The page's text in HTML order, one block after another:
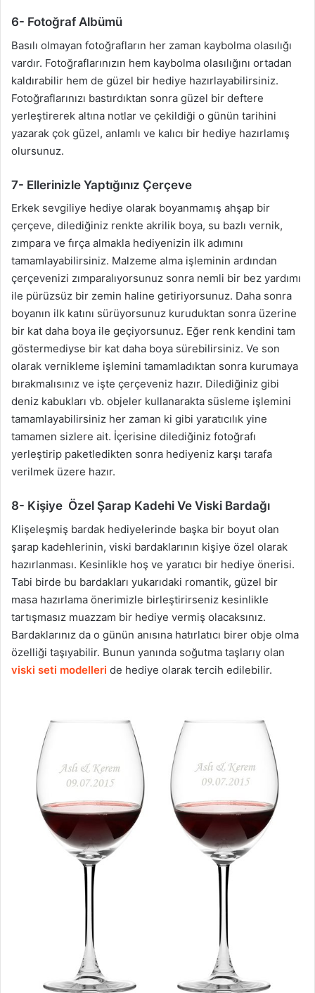
6- Fotoğraf Albümü
Basılı olmayan fotoğrafların her zaman kaybolma olasılığı
vardır. Fotoğraflarınızın hem kaybolma olasılığını ortadan
kaldırabilir hem de güzel bir hediye hazırlayabilirsiniz.
Fotoğraflarınızı bastırdıktan sonra güzel bir deftere
yerleştirerek altına notlar ve çekildiği o günün tarihini
yazarak çok güzel, anlamlı ve kalıcı bir hediye hazırlamış
olursunuz.
7- Ellerinizle Yaptığınız Çerçeve
Erkek sevgiliye hediye olarak boyanmamış ahşap bir
çerçeve, dilediğiniz renkte akrilik boya, su bazlı vernik,
zımpara ve fırça almakla hediyenizin ilk adımını
tamamlayabilirsiniz. Malzeme alma işleminin ardından
çerçevenizi zımparalıyorsunuz sonra nemli bir bez yardımı
ile pürüzsüz bir zemin haline getiriyorsunuz. Daha sonra
boyanın ilk katını sürüyorsunuz kuruduktan sonra üzerine
bir kat daha boya ile geçiyorsunuz. Eğer renk kendini tam
göstermediyse bir kat daha boya sürebilirsiniz. Ve son
olarak vernikleme işlemini tamamladıktan sonra kurumaya
bırakmalısınız ve işte çerçeveniz hazır. Dilediğiniz gibi
deniz kabukları vb. objeler kullanarakta süsleme işlemini
tamamlayabilirsiniz her zaman ki gibi yaratıcılık yine
tamamen sizlere ait. İçerisine dilediğiniz fotoğrafı
yerleştirip paketledikten sonra hediyeniz karşı tarafa
verilmek üzere hazır.
8- Kişiye Özel Şarap Kadehi Ve Viski Bardağı
Klişeleşmiş bardak hediyelerinde başka bir boyut olan
şarap kadehlerinin, viski bardaklarının kişiye özel olarak
hazırlanması. Kesinlikle hoş ve yaratıcı bir hediye önerisi.
Tabi birde bu bardakları yukarıdaki romantik, güzel bir
masa hazırlama önerimizle birleştirirseniz kesinlikle
tartışmasız muazzam bir hediye vermiş olacaksınız.
Bardaklarınız da o günün anısına hatırlatıcı birer obje olma
özelliği taşıyabilir. Bunun yanında soğutma taşlarıy olan
viski seti modelleri de hediye olarak tercih edilebilir.